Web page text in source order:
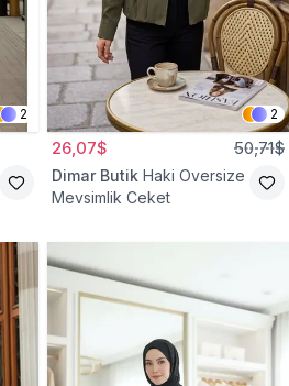
2 2
26,07$ 50,71$
Dimar Butik Haki Oversize
Mevsimlik Ceket